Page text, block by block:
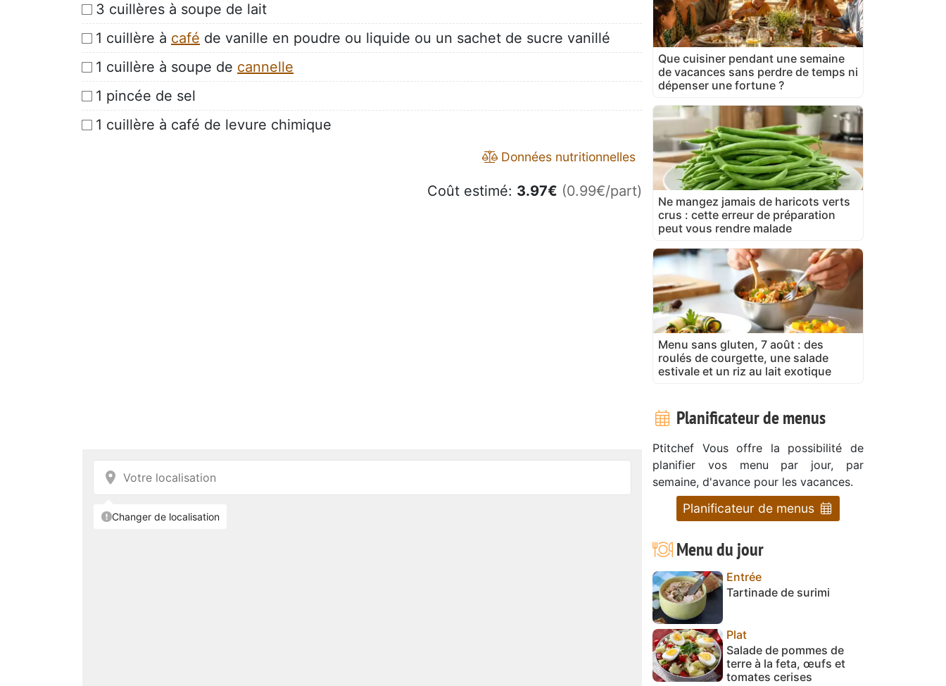
3 cuillères à soupe de lait
1 cuillère à café de vanille en poudre ou liquide ou un sachet de sucre vanillé
1 cuillère à soupe de cannelle
1 pincée de sel
1 cuillère à café de levure chimique
Données nutritionnelles
Coût estimé: 3.97€ (0.99€/part)
Que cuisiner pendant une semaine
de vacances sans perdre de temps ni
dépenser une fortune ?
Ne mangez jamais de haricots verts
crus : cette erreur de préparation
peut vous rendre malade
Menu sans gluten, 7 août : des
roulés de courgette, une salade
estivale et un riz au lait exotique
Planificateur de menus
Ptitchef Vous offre la possibilité de
planifier vos menu par jour, par
semaine, d'avance pour les vacances.
Planificateur de menus
Menu du jour
Entrée
Tartinade de surimi
Plat
Salade de pommes de
terre à la feta, œufs et
tomates cerises